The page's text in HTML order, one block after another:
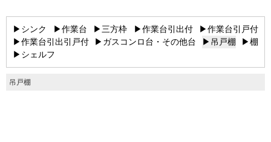
▶シンク ▶作業台 ▶三方枠 ▶作業台引出付
▶作業台引戸付
▶作業台引出引戸付
▶ガスコンロ台・その他台 ▶吊戸棚
▶棚
▶シェルフ
吊戸棚